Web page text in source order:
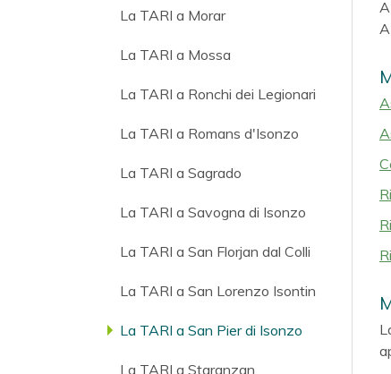
La TARI a Morar
La TARI a Mossa
La TARI a Ronchi dei Legionari
La TARI a Romans d'Isonzo
La TARI a Sagrado
La TARI a Savogna di Isonzo
La TARI a San Florjan dal Colli
La TARI a San Lorenzo Isontin
La TARI a San Pier di Isonzo
La TARI a Staranzan